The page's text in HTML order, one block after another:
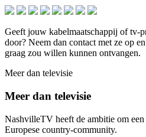
Geeft jouw kabelmaatschappij of
door? Neem dan contact met ze op
graag zou willen kunnen ontvangen.
Meer dan televisie
Meer dan televisie
NashvilleTV heeft de ambitie om
Europese country-community.